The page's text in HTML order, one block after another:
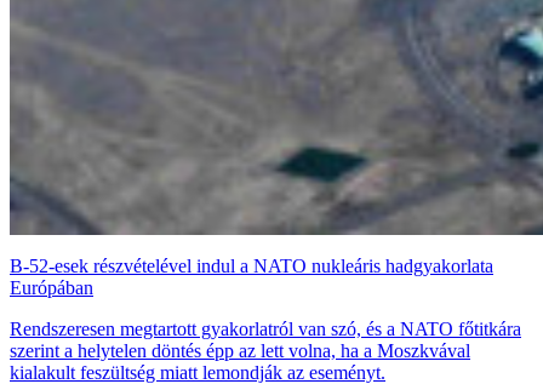
B-52-esek részvételével indul a NATO nukleáris hadgyakorlata
Európában
Rendszeresen megtartott gyakorlatról van szó, és a NATO főtitkára
szerint a helytelen döntés épp az lett volna, ha a Moszkvával
kialakult feszültség miatt lemondják az eseményt.